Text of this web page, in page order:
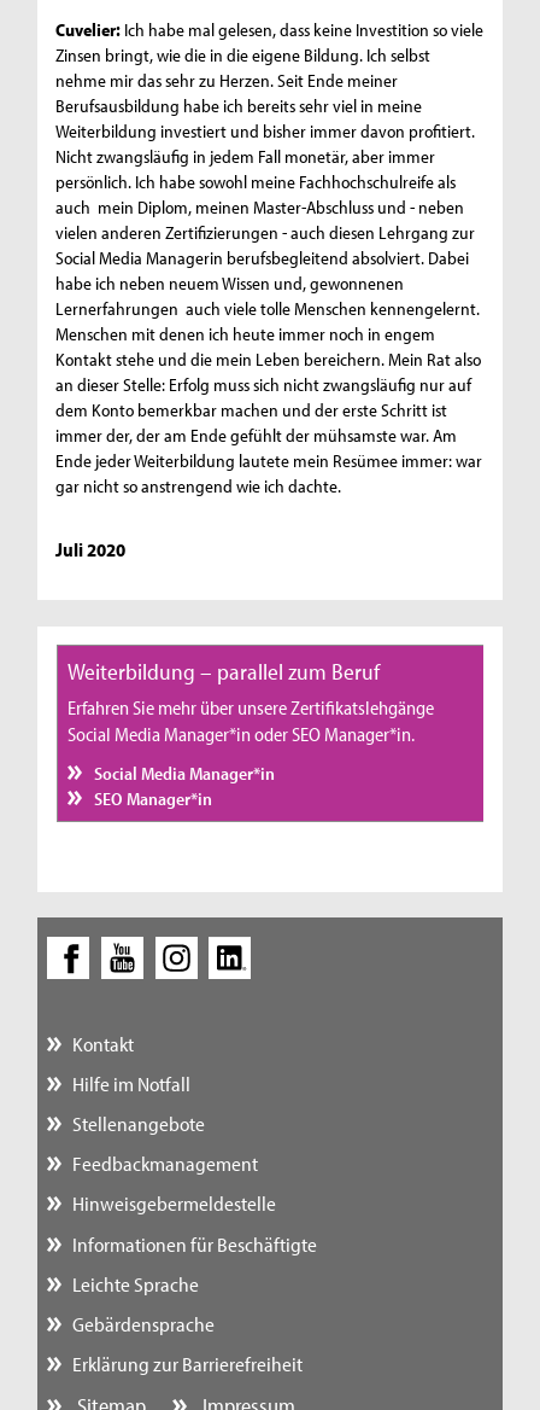
Cuvelier: Ich habe mal gelesen, dass keine Investition so viele
Zinsen bringt, wie die in die eigene Bildung. Ich selbst
nehme mir das sehr zu Herzen. Seit Ende meiner
Berufsausbildung habe ich bereits sehr viel in meine
Weiterbildung investiert und bisher immer davon profitiert.
Nicht zwangsläufig in jedem Fall monetär, aber immer
persönlich. Ich habe sowohl meine Fachhochschulreife als
auch mein Diplom, meinen Master-Abschluss und - neben
vielen anderen Zertifizierungen - auch diesen Lehrgang zur
Social Media Managerin berufsbegleitend absolviert. Dabei
habe ich neben neuem Wissen und, gewonnenen
Lernerfahrungen auch viele tolle Menschen kennengelernt.
Menschen mit denen ich heute immer noch in engem
Kontakt stehe und die mein Leben bereichern. Mein Rat also
an dieser Stelle: Erfolg muss sich nicht zwangsläufig nur auf
dem Konto bemerkbar machen und der erste Schritt ist
immer der, der am Ende gefühlt der mühsamste war. Am
Ende jeder Weiterbildung lautete mein Resümee immer: war
gar nicht so anstrengend wie ich dachte.
Juli 2020
Weiterbildung – parallel zum Beruf
Erfahren Sie mehr über unsere Zertifikatslehgänge
Social Media Manager*in oder SEO Manager*in.
Social Media Manager*in
SEO Manager*in
Kontakt
Hilfe im Notfall
Stellenangebote
Feedbackmanagement
Hinweisgebermeldestelle
Informationen für Beschäftigte
Leichte Sprache
Gebärdensprache
Erklärung zur Barrierefreiheit